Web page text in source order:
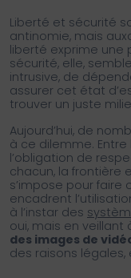
Liberté et sécurité
antinomie, mais
liberté exprime une
sécurité, elle,
intrusive, de
assurer cet état
trouver un juste
Aujourd’hui, de
à ce dilemme.
l’obligation de
chacun, la frontière
s’impose pour faire
encadrent
à l’instar des
oui, mais en veillant
des images de
des raisons